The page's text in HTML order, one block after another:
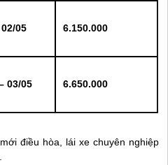
05 6.150.000
03/05 6.650.000
điều hòa, lái xe chuyên nghiệp